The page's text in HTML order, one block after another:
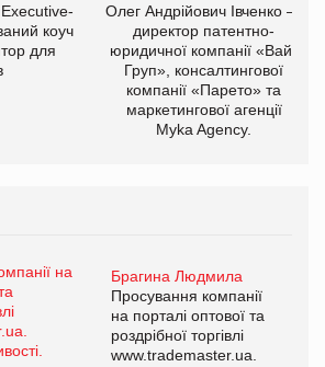
коуч
для
Олег Андрійович Івченко —
директор патентно-
юридичної компанії «Вайз
Груп», консалтингової
компанії «Парето» та
маркетингової агенції
Myka Agency.
Брагина Людмила
Просування компанії
на порталі оптової та
роздрібної торгівлі
www.trademaster.ua.